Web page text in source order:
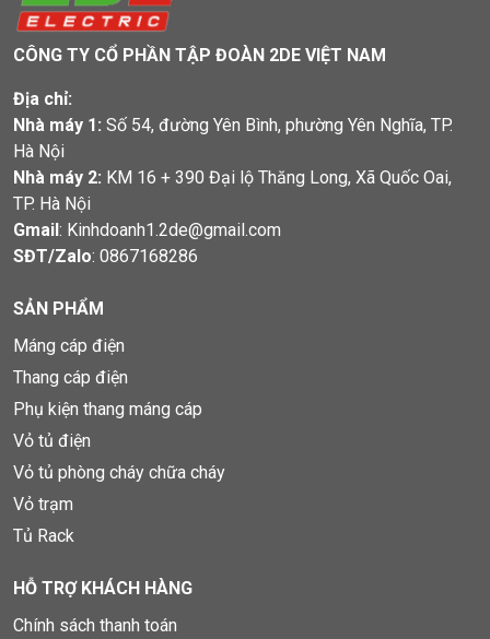
CÔNG TY CỔ PHẦN TẬP ĐOÀN 2DE VIỆT NAM
Địa chỉ:
Nhà máy 1: Số 54, đường Yên Bình, phường Yên Nghĩa, TP.
Hà Nội
Nhà máy 2: KM 16 + 390 Đại lộ Thăng Long, Xã Quốc Oai,
TP. Hà Nội
Gmail: Kinhdoanh1.2de@gmail.com
SĐT/Zalo: 0867168286
SẢN PHẨM
Máng cáp điện
Thang cáp điện
Phụ kiện thang máng cáp
Vỏ tủ điện
Vỏ tủ phòng cháy chữa cháy
Vỏ trạm
Tủ Rack
HỖ TRỢ KHÁCH HÀNG
Chính sách thanh toán